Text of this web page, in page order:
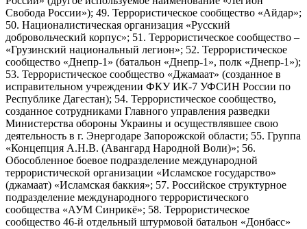
Свобода России»); 49. Террористическое сообщество «Айдар»;
50. Националистическая организация «Русский
добровольческий корпус»; 51. Террористическое сообщество –
«Грузинский национальный легион»; 52. Террористическое
сообщество «Днепр-1» (батальон «Днепр-1», полк «Днепр-1»);
53. Террористическое сообщество «Джамаат» (созданное в
исправительном учреждении ФКУ ИК-7 УФСИН России по
Республике Дагестан); 54. Террористическое сообщество,
созданное сотрудниками Главного управления разведки
Министерства обороны Украины и осуществлявшее свою
деятельность в г. Энергодаре Запорожской области; 55. Группа
«Концепция А.Н.В. (Авангард Народной Воли)»; 56.
Обособленное боевое подразделение международной
террористической организации «Исламское государство»
(джамаат) «Исламская баккия»; 57. Российское структурное
подразделение международного террористического
сообщества «АУМ Синрикё»; 58. Террористическое
сообщество 46-й отдельный штурмовой батальон «Донбасс»